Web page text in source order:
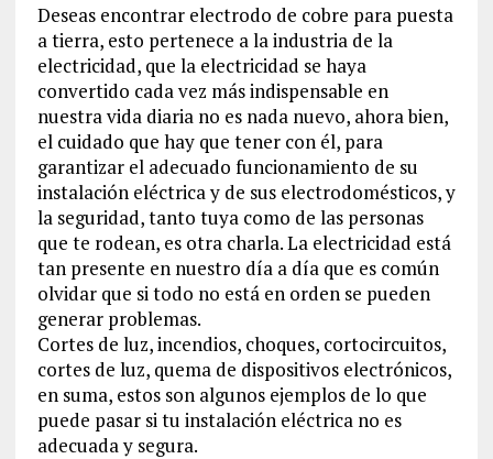
Deseas encontrar electrodo de cobre para puesta
a tierra, esto pertenece a la industria de la
electricidad, que la electricidad se haya
convertido cada vez más indispensable en
nuestra vida diaria no es nada nuevo, ahora bien,
el cuidado que hay que tener con él, para
garantizar el adecuado funcionamiento de su
instalación eléctrica y de sus electrodomésticos, y
la seguridad, tanto tuya como de las personas
que te rodean, es otra charla. La electricidad está
tan presente en nuestro día a día que es común
olvidar que si todo no está en orden se pueden
generar problemas.
Cortes de luz, incendios, choques, cortocircuitos,
cortes de luz, quema de dispositivos electrónicos,
en suma, estos son algunos ejemplos de lo que
puede pasar si tu instalación eléctrica no es
adecuada y segura.